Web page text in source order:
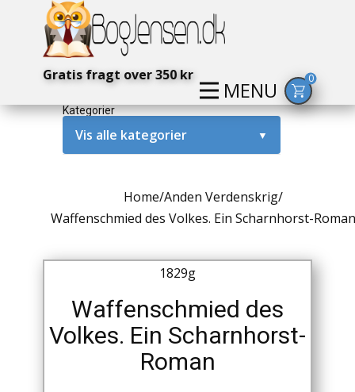
MENU
Gratis fragt over 350 kr 0
Kategorier
Vis alle kategorier ▼
Amerika / USA
Antikke / Specielle Bøger
Antikviteter
Home/Anden Verdenskrig/
Waffenschmied des Volkes. Ein Scharnhorst-Roman
1829g
Waffenschmied des
Volkes. Ein Scharnhorst-
Roman